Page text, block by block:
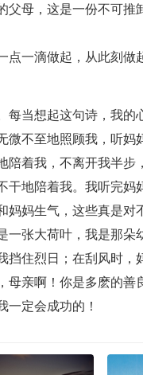
父母，这是一份不可
点一滴做起，从此刻做
每当想起这句诗，我的
微不至地照顾我，听
陪着我，不离开我半步
干地陪着我。我听完
妈生气，这些真是对
一张大荷叶，我是那
挡住烈日；在刮风时
母亲啊！你是多麽的
一定会成功的！